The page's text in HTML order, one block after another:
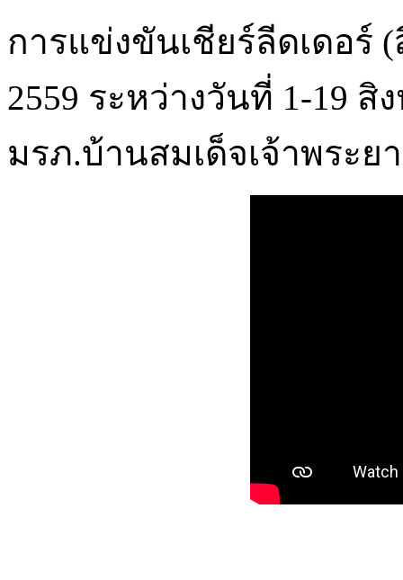
การแข่งขันเชียร์ลีดเดอร์
2559 ระหว่างวันที่ 1-19 สิ
มรภ.บ้านสมเด็จเจ้าพระยา